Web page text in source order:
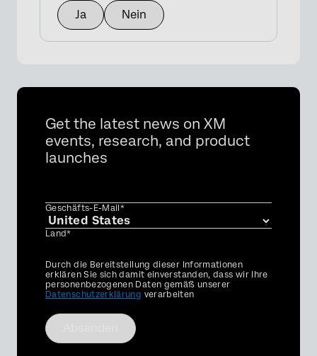
Ja
Nein
Get the latest news on XM
events, research, and product
launches
Geschäfts-E-Mail*
Land*
Privacy
Optin
Durch die Bereitstellung dieser Informationen
erklären Sie sich damit einverstanden, dass wir Ihre
personenbezogenen Daten gemäß unserer
Datenschutzerklärung verarbeiten